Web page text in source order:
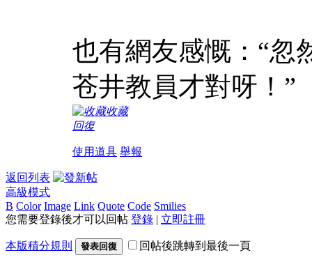
也有網友感慨：“忽
苍井教員才對呀！”
收藏
回復
使用道具 舉報
返回列表
高級模式
B Color Image Link Quote Code Smilies
您需要登錄後才可以回帖 登錄 | 立即註冊
本版積分規則 發表回復 回帖後跳轉到最後一頁